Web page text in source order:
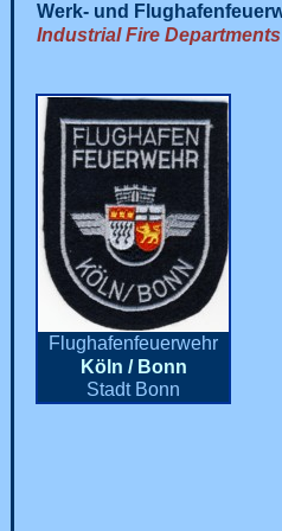
Werk- und
Industrial Fire Departments
Flughafenfeuerwehr
Köln / Bonn
Stadt Bonn